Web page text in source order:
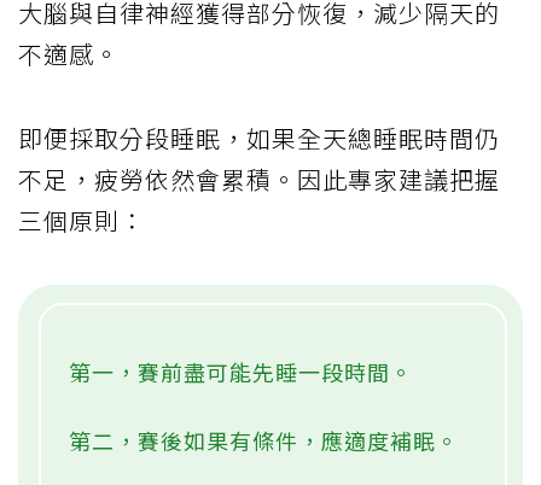
大腦與自律神經獲得部分恢復，減少隔天的
不適感。
即便採取分段睡眠，如果全天總睡眠時間仍
不足，疲勞依然會累積。因此專家建議把握
三個原則：
第一，賽前盡可能先睡一段時間。
第二，賽後如果有條件，應適度補眠。